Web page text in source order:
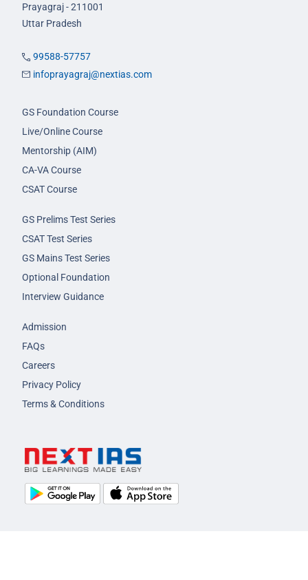
Prayagraj - 211001
Uttar Pradesh
99588-57757
infoprayagraj@nextias.com
GS Foundation Course
Live/Online Course
Mentorship (AIM)
CA-VA Course
CSAT Course
GS Prelims Test Series
CSAT Test Series
GS Mains Test Series
Optional Foundation
Interview Guidance
Admission
FAQs
Careers
Privacy Policy
Terms & Conditions